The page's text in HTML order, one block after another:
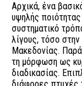
Αρχικά, ένα
υψηλής
συστηματικό
λίγους, τόσο
Μακεδονίας.
τη μόρφωση ως
διαδικασίας.